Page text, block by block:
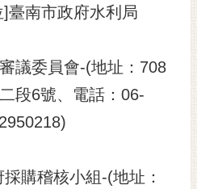
臺南市政府水利局
議委員會-(地址：708
段6號、電話：06-
購稽核小組-(地址：